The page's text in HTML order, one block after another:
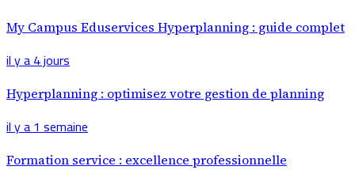
My Campus Eduservices Hyperplanning : guide complet
il y a 4 jours
Hyperplanning : optimisez votre gestion de planning
il y a 1 semaine
Formation service : excellence professionnelle